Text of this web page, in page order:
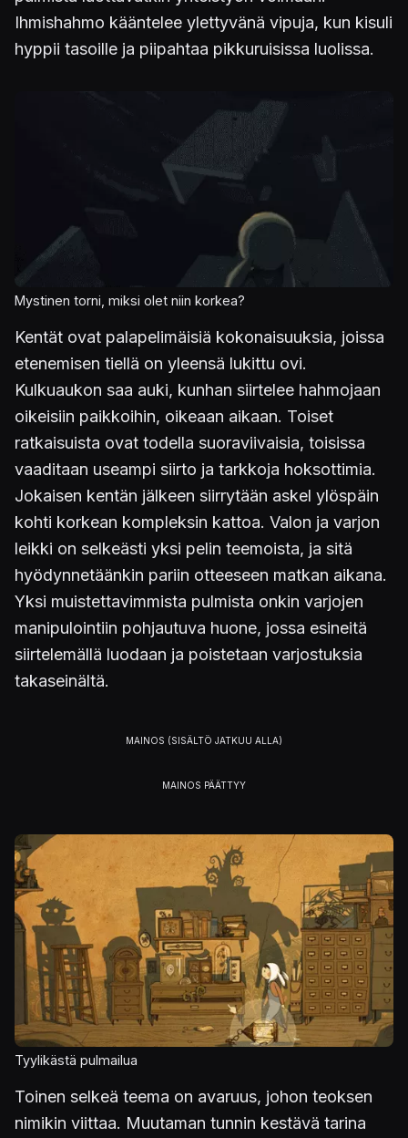
Ihmishahmo kääntelee ylettyvänä vipuja, kun kisuli
hyppii tasoille ja piipahtaa pikkuruisissa luolissa.
Mystinen torni, miksi olet niin korkea?
Kentät ovat palapelimäisiä kokonaisuuksia, joissa
etenemisen tiellä on yleensä lukittu ovi.
Kulkuaukon saa auki, kunhan siirtelee hahmojaan
oikeisiin paikkoihin, oikeaan aikaan. Toiset
ratkaisuista ovat todella suoraviivaisia, toisissa
vaaditaan useampi siirto ja tarkkoja hoksottimia.
Jokaisen kentän jälkeen siirrytään askel ylöspäin
kohti korkean kompleksin kattoa. Valon ja varjon
leikki on selkeästi yksi pelin teemoista, ja sitä
hyödynnetäänkin pariin otteeseen matkan aikana.
Yksi muistettavimmista pulmista onkin varjojen
manipulointiin pohjautuva huone, jossa esineitä
siirtelemällä luodaan ja poistetaan varjostuksia
takaseinältä.
Kuva
Tyylikästä pulmailua
Toinen selkeä teema on avaruus, johon teoksen
nimikin viittaa. Muutaman tunnin kestävä tarina